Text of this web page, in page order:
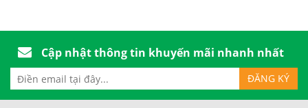
Cập nhật thông tin khuyến mãi nhanh nhất